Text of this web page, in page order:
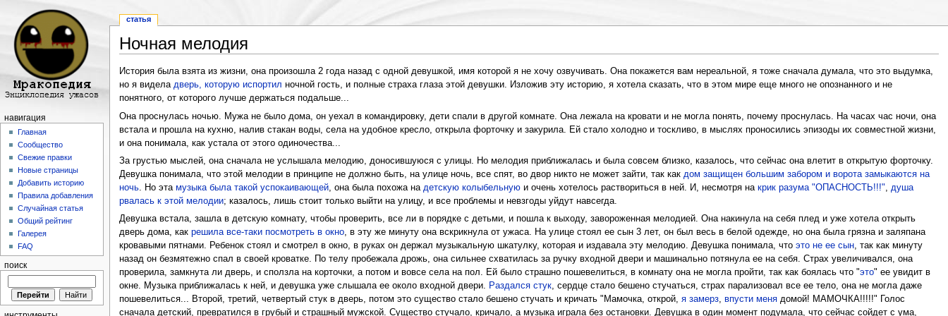
Ночная мелодия
История была взята из жизни, она произошла 2 года назад с одной девушкой, имя которой я не хочу озвучивать. Она покажется вам нереальной, я тоже сначала думала, что это выдумка,
но я видела дверь, которую испортил ночной гость, и полные страха глаза этой девушки. Изложив эту историю, я хотела сказать, что в этом мире еще много не опознанного и не
понятного, от которого лучше держаться подальше...
Она проснулась ночью. Мужа не было дома, он уехал в командировку, дети спали в другой комнате. Она лежала на кровати и не могла понять, почему проснулась. На часах час ночи, она
встала и прошла на кухню, налив стакан воды, села на удобное кресло, открыла форточку и закурила. Ей стало холодно и тоскливо, в мыслях проносились эпизоды их совместной жизни,
и она понимала, как устала от этого одиночества...
За грустью мыслей, она сначала не услышала мелодию, доносившуюся с улицы. Но мелодия приближалась и была совсем близко, казалось, что сейчас она влетит в открытую форточку.
Девушка понимала, что этой мелодии в принципе не должно быть, на улице ночь, все спят, во двор никто не может зайти, так как дом защищен большим забором и ворота замыкаются на
ночь. Но эта музыка была такой успокаивающей, она была похожа на детскую колыбельнуюи очень хотелось раствориться в ней. И, несмотря на крик разума "ОПАСНОСТЬ!!!", душа
рвалась к этой мелодии; казалось, лишь стоит только выйти на улицу, и все проблемы и невзгоды уйдут навсегда.
Девушка встала, зашла в детскую комнату, чтобы проверить, все ли в порядке с детьми, и пошла к выходу, завороженная мелодией. Она накинула на себя плед и уже хотела открыть
дверь дома, как решила все-таки посмотреть в окно, в эту же минуту она вскрикнула от ужаса. На улице стоял ее сын 3 лет, он был весь в белой одежде, но она была грязна и заляпана
кровавыми пятнами. Ребенок стоял и смотрел в окно, в руках он держал музыкальную шкатулку, которая и издавала эту мелодию. Девушка понимала, что это не ее сын, так как минуту
назад он безмятежно спал в своей кроватке. По телу пробежала дрожь, она сильнее схватилась за ручку входной двери и машинально потянула ее на себя. Страх увеличивался, она
проверила, замкнута ли дверь, и сползла на корточки, а потом и вовсе села на пол. Ей было страшно пошевелиться, в комнату она не могла пройти, так как боялась что "это" ее увидит в
окне. Музыка приближалась к ней, и девушка уже слышала ее около входной двери. Раздался стук, сердце стало бешено стучаться, страх парализовал все ее тело, она не могла даже
пошевелиться... Второй, третий, четвертый стук в дверь, потом это существо стало бешено стучать и кричать "Мамочка, открой, я замерз, впусти менядомой! МАМОЧКА!!!!!" Голос
сначала детский, превратился в грубый и страшный мужской. Существо стучало, кричало, а музыка играла без остановки. Девушка в один момент подумала, что сейчас сойдет с ума,
статья
навигация
Главная
Сообщество
Свежие правки
Новые страницы
Добавить историю
Правила добавления
Случайная статья
Общий рейтинг
Галерея
FAQ
поиск